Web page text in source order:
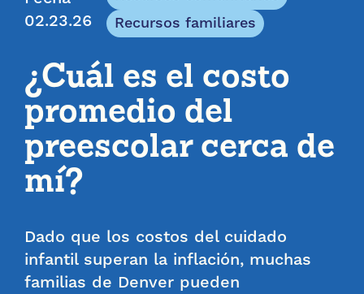
02.23.26
Recursos familiares
¿Cuál es el costo
promedio del
preescolar cerca de
mí?
Dado que los costos del cuidado
infantil superan la inflación, muchas
familias de Denver pueden